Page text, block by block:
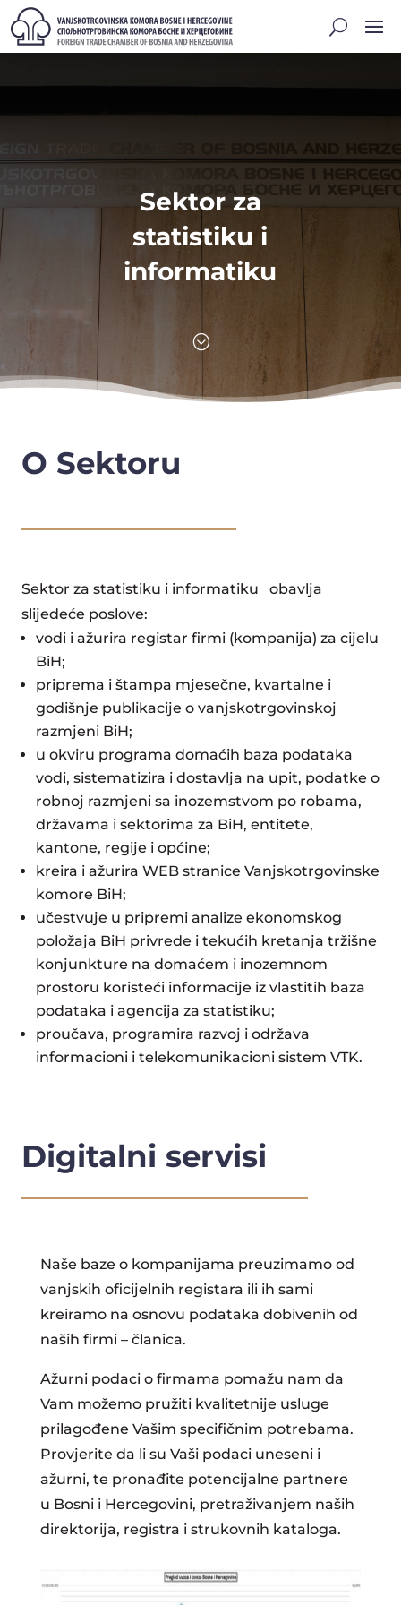
Sektor za
statistiku i
informatiku
;
O Sektoru
Sektor za statistiku i informatiku obavlja
slijedeće poslove:
vodi i ažurira registar firmi (kompanija) za cijelu
BiH;
priprema i štampa mjesečne, kvartalne i
godišnje publikacije o vanjskotrgovinskoj
razmjeni BiH;
u okviru programa domaćih baza podataka
vodi, sistematizira i dostavlja na upit, podatke o
robnoj razmjeni sa inozemstvom po robama,
državama i sektorima za BiH, entitete,
kantone, regije i općine;
kreira i ažurira WEB stranice Vanjskotrgovinske
komore BiH;
učestvuje u pripremi analize ekonomskog
položaja BiH privrede i tekućih kretanja tržišne
konjunkture na domaćem i inozemnom
prostoru koristeći informacije iz vlastitih baza
podataka i agencija za statistiku;
proučava, programira razvoj i održava
informacioni i telekomunikacioni sistem VTK.
Digitalni servisi
Naše baze o kompanijama preuzimamo od
vanjskih oficijelnih registara ili ih sami
kreiramo na osnovu podataka dobivenih od
naših firmi – članica.
Ažurni podaci o firmama pomažu nam da
Vam možemo pružiti kvalitetnije usluge
prilagođene Vašim specifičnim potrebama.
Provjerite da li su Vaši podaci uneseni i
ažurni, te pronađite potencijalne partnere
u Bosni i Hercegovini, pretraživanjem naših
direktorija, registra i strukovnih kataloga.